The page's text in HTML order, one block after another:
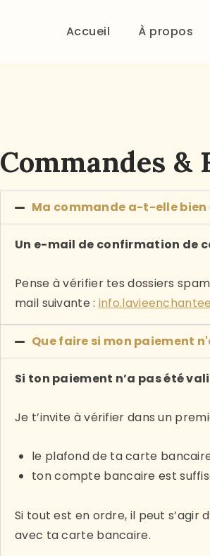
Accueil À propos
Commandes &
Ma commande a-t-elle bien
Un e-mail de confirmation de
Pense à vérifier tes dossiers
mail suivante :
Que faire si mon paiement
Si ton paiement n’a pas été
Je t’invite à vérifier dans un
le plafond de ta carte
ton compte bancaire est
Si tout est en ordre, il peut s’agir
avec ta carte bancaire.